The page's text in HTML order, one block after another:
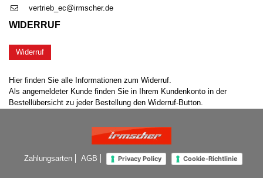
vertrieb_ec@irmscher.de
WIDERRUF
Widerruf
Hier finden Sie alle Informationen zum Widerruf.
Als angemeldeter Kunde finden Sie in Ihrem Kundenkonto in der
Bestellübersicht zu jeder Bestellung den Widerruf-Button.
Zahlungsarten AGB Privacy Policy Cookie-Richtlinie